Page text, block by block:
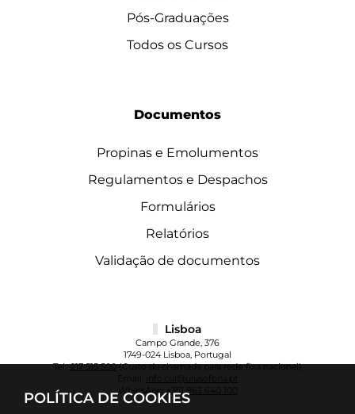
POLÍTICA DE COOKIES
Pós-Graduações
Todos os Cursos
Documentos
Propinas e Emolumentos
Regulamentos e Despachos
Formulários
Relatórios
Validação de documentos
Lisboa
Campo Grande, 376
1749-024 Lisboa, Portugal
Tel.:217 515 500(Custo da chamada para rede fixa nacional)
info.cul@ulusofona.pt
WhatsApp:+351 963 640 100